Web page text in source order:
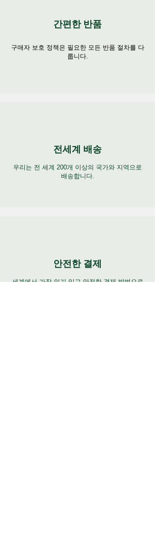
간편한 반품
구매자 보호 정책은 필요한 모든 반품 절차를 다
룹니다.
전세계 배송
우리는 전 세계 200개 이상의 국가와 지역으로
배송합니다.
안전한 결제
세계에서 가장 인기 있고 안전한 결제 방법으로